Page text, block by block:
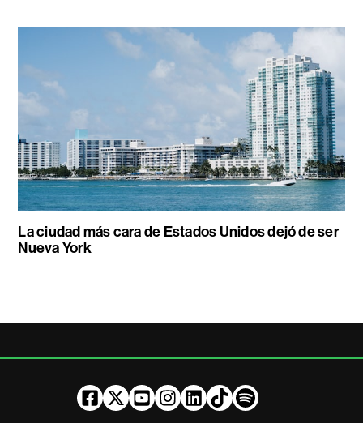
La ciudad más cara de Estados Unidos dejó de ser
Nueva York